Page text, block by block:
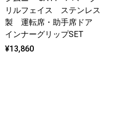
リルフェイス ステンレス
製 運転席・助手席ドア
インナーグリップSET
¥13,860